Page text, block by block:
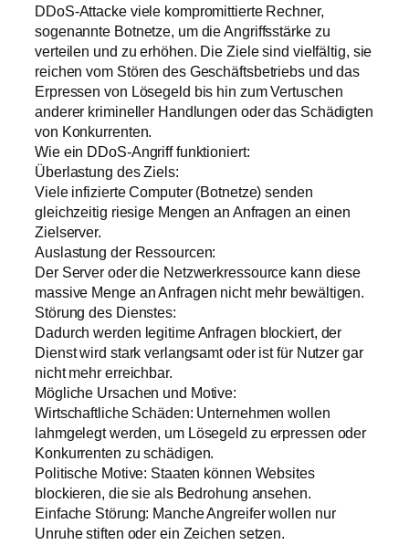
DDoS-Attacke viele kompromittierte Rechner,
sogenannte Botnetze, um die Angriffsstärke zu
verteilen und zu erhöhen. Die Ziele sind vielfältig, sie
reichen vom Stören des Geschäftsbetriebs und das
Erpressen von Lösegeld bis hin zum Vertuschen
anderer krimineller Handlungen oder das Schädigten
von Konkurrenten.
Wie ein DDoS-Angriff funktioniert:
Überlastung des Ziels:
Viele infizierte Computer (Botnetze) senden
gleichzeitig riesige Mengen an Anfragen an einen
Zielserver.
Auslastung der Ressourcen:
Der Server oder die Netzwerkressource kann diese
massive Menge an Anfragen nicht mehr bewältigen.
Störung des Dienstes:
Dadurch werden legitime Anfragen blockiert, der
Dienst wird stark verlangsamt oder ist für Nutzer gar
nicht mehr erreichbar.
Mögliche Ursachen und Motive:
Wirtschaftliche Schäden: Unternehmen wollen
lahmgelegt werden, um Lösegeld zu erpressen oder
Konkurrenten zu schädigen.
Politische Motive: Staaten können Websites
blockieren, die sie als Bedrohung ansehen.
Einfache Störung: Manche Angreifer wollen nur
Unruhe stiften oder ein Zeichen setzen.